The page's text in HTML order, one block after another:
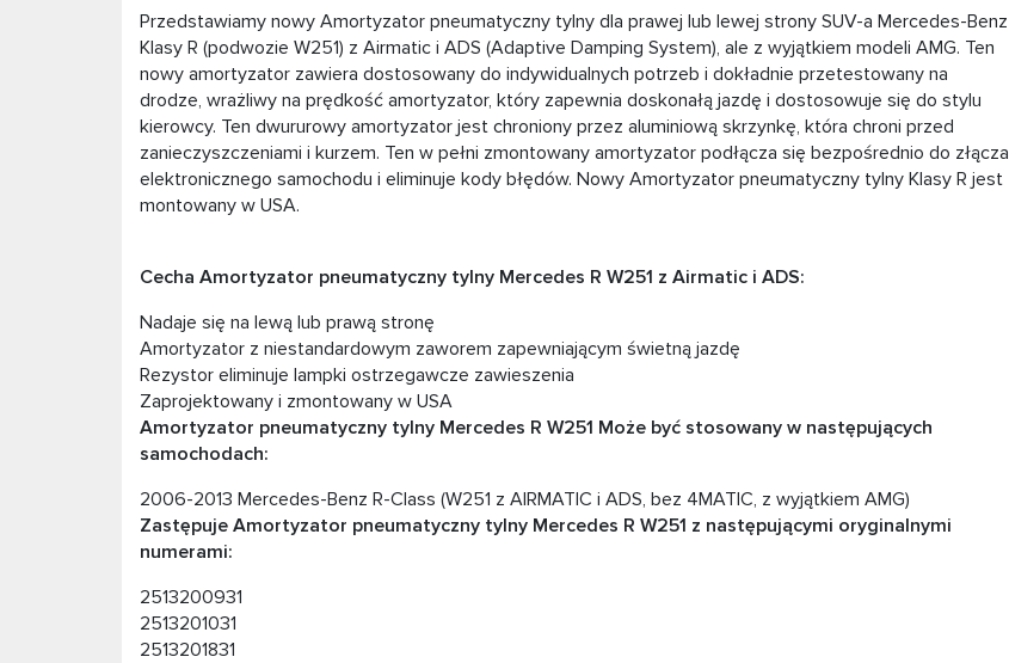
Przedstawiamy nowy Amortyzator pneumatyczny tylny dla prawej lub lewej strony SUV-a Mercedes-Benz
Klasy R (podwozie W251) z Airmatic i ADS (Adaptive Damping System), ale z wyjątkiem modeli AMG. Ten
nowy amortyzator zawiera dostosowany do indywidualnych potrzeb i dokładnie przetestowany na
drodze, wrażliwy na prędkość amortyzator, który zapewnia doskonałą jazdę i dostosowuje się do stylu
kierowcy. Ten dwururowy amortyzator jest chroniony przez aluminiową skrzynkę, która chroni przed
zanieczyszczeniami i kurzem. Ten w pełni zmontowany amortyzator podłącza się bezpośrednio do złącza
elektronicznego samochodu i eliminuje kody błędów. Nowy Amortyzator pneumatyczny tylny Klasy R jest
montowany w USA.
Cecha Amortyzator pneumatyczny tylny Mercedes R W251 z Airmatic i ADS:
Nadaje się na lewą lub prawą stronę
Amortyzator z niestandardowym zaworem zapewniającym świetną jazdę
Rezystor eliminuje lampki ostrzegawcze zawieszenia
Zaprojektowany i zmontowany w USA
Amortyzator pneumatyczny tylny Mercedes R W251 Może być stosowany w następujących
samochodach:
2006-2013 Mercedes-Benz R-Class (W251 z AIRMATIC i ADS, bez 4MATIC, z wyjątkiem AMG)
Zastępuje Amortyzator pneumatyczny tylny Mercedes R W251 z następującymi oryginalnymi
numerami:
2513200931
2513201031
2513201831